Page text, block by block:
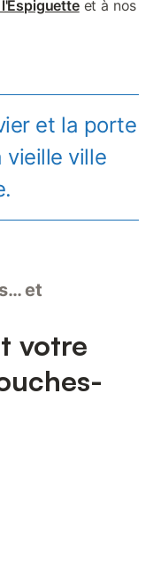
et à nos
et la porte
vieille ville
et
votre